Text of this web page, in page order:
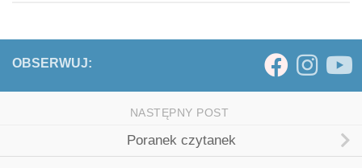
OBSERWUJ:
NASTĘPNY POST
Poranek czytanek